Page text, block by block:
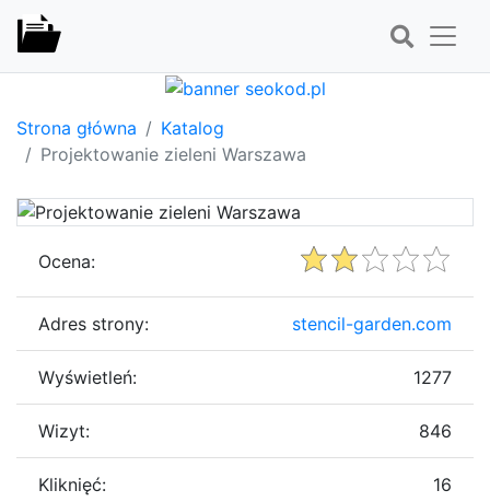
Strona główna
Katalog
Projektowanie zieleni Warszawa
Ocena:
Adres strony: stencil-garden.com
Wyświetleń: 1277
Wizyt: 846
Kliknięć: 16